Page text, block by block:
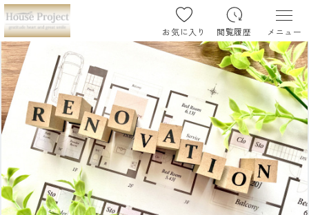
お気に入り 閲覧履歴 メニュー